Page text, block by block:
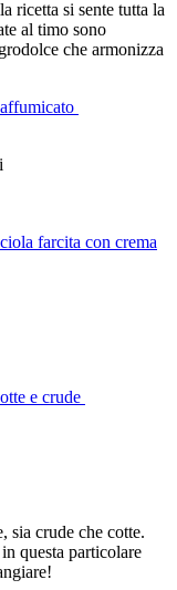
ricetta si sente tutta la
al timo sono
che armonizza
farcita con crema
e crude
sia crude che cotte.
questa particolare